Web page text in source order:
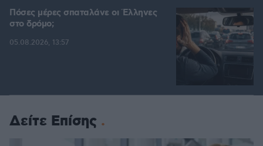
Πόσες μέρες σπαταλάνε οι Έλληνες
στο δρόμο;
05.08.2026, 13:57
Δείτε Επίσης